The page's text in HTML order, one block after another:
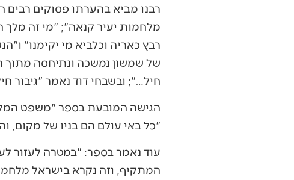
רבנו מביא בהערתו פסוקים
מלחמות יעיר קנאה"; "מי זה מלך
רבץ כאריה וכלביא מי יקימנו"
של שמשון נמשכה ונתיחסה מתוך
חיל…"; ובשבחי דוד נאמר "גיבור
הגישה המובעת בספר "משפט
"כל באי עולם הם בניו של מקום,
עוד נאמר בספר: "במטרה לעזור
המתקיף, וזה נקרא בישראל